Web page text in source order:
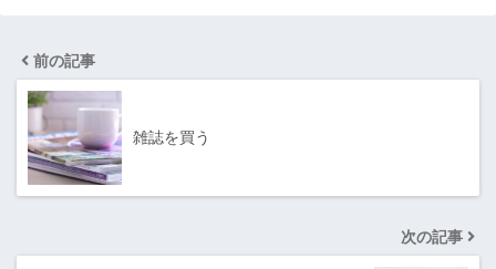
前の記事
雑誌を買う
次の記事